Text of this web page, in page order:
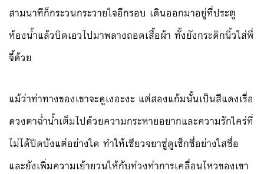
สามนาทีก็กระวนกระวายใจอีกรอบ เดินออกมาอยู่ที่ประตู
ห้องน้ำแล้วบิดเอวไปมาพลางถอดเสื้อผ้า ทั้งยังกระดิกนิ้วใส่พี่
จี้ด้วย
แม้ว่าท่าทางของเขาจะดูเงอะงะ แต่สองแก้มนั้นเป็นสีแดงเรื่อ
ดวงตาฉ่ำน้ำเต็มไปด้วยความกระหายอยากและความรักใคร่ที่
ไม่ได้ปิดบังแต่อย่างใด ทำให้เซียวจยาซู่ดูเซ็กซี่อย่างใสซื่อ
และยังเพิ่มความเย้ายวนให้กับท่วงท่าการเคลื่อนไหวของเขา